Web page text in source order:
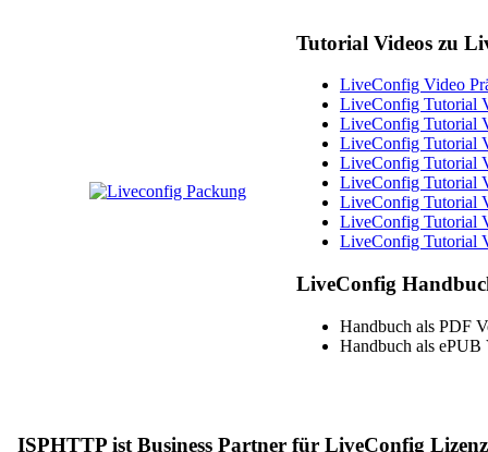
Tutorial Videos zu
LiveConfig Video
LiveConfig Tutorial
LiveConfig Tutorial
LiveConfig Tutorial
LiveConfig Tutorial
LiveConfig Tutorial
LiveConfig Tutorial
LiveConfig Tutorial
LiveConfig Tutorial
LiveConfig
Handbuch als PDF
Handbuch als ePUB
ISPHTTP ist Business Partner für LiveConfig